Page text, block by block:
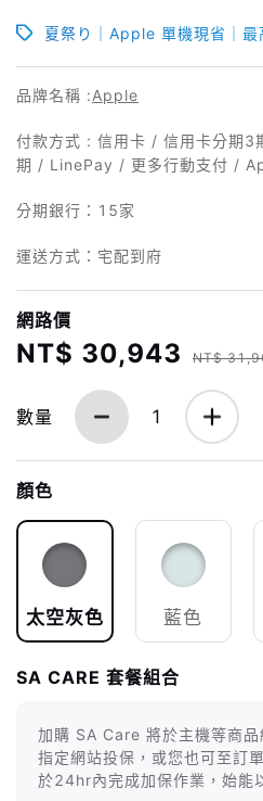
夏祭り｜Apple 單機現省｜
品牌名稱 :Apple
付款方式 : 信用卡 / 信用卡分期
期 / LinePay / 更多行動支付 /
分期銀行： 15家
運送方式：宅配到府
網路價
NT$ 30,943 NT$
數量 1
顏色
太空灰色 藍色
SA CARE 套餐組合
加購 SA Care 將於主機等商
指定網站投保，或您也可至訂
於24hr內完成加保作業，始能